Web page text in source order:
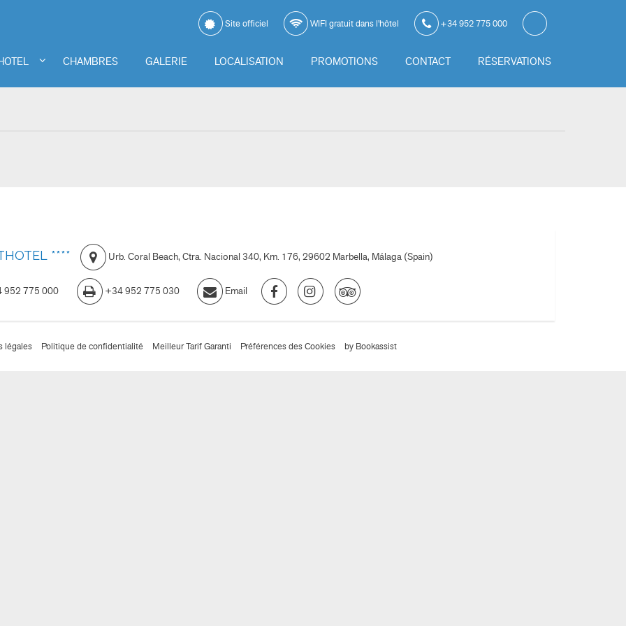
+34 952 775 000
WIFI gratuit dans l'hôtel
Site officiel
CHAMBRES GALERIE LOCALISATION PROMOTIONS CONTACT RÉSERVATIONS
**** Urb. Coral Beach, Ctra. Nacional 340, Km. 176,29602 Marbella, Málaga (Spain)
952 775 000 +34 952 775 030 Email
légales Politique de confidentialité Meilleur Tarif Garanti Préférences des Cookies by Bookassist